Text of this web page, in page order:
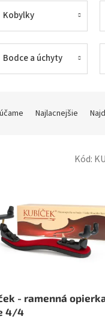
Kobylky
Bodce a úchyty
Najlacnejšie
- ramenná
4/4
Kód: